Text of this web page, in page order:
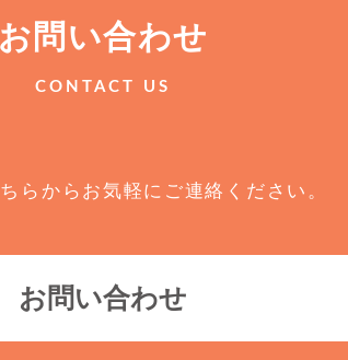
お問い合わせ
CONTACT US
らからお気軽にご連絡ください。
お問い合わせ